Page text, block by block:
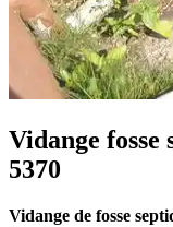
Vidange
5370
Vidange de fosse